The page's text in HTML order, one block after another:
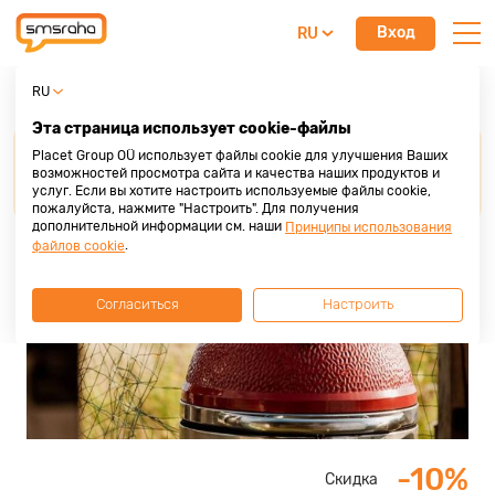
RU Вход
BBQ Entertainment
Для получения скидки от наших партнеров,
просимпредоставить кредитную карту Placet
Groupдо осуществления покупки или услуги.
Скидка -10%
RU
Эта страница использует cookie-файлы
Placet Group OÜ использует файлы cookie для улучшения Ваших
возможностей просмотра сайта и качества наших продуктов и
услуг. Если вы хотите настроить используемые файлы cookie,
пожалуйста, нажмите "Настроить". Для получения
дополнительной информации см. наши Принципы использования
файлов cookie
Согласиться Настроить